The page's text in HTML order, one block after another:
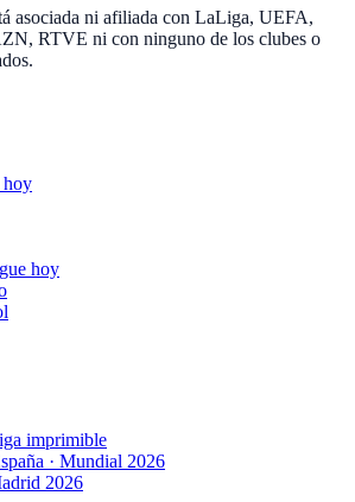
asociada ni afiliada con LaLiga, UEFA,
RTVE ni con ninguno de los clubes o
hoy
hoy
imprimible
· Mundial 2026
2026